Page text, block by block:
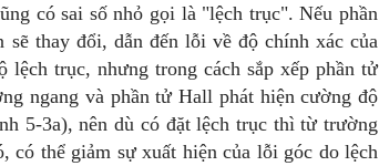
có sai số nhỏ gọi là "lệch trục". Nếu phần
thay đổi, dẫn đến lỗi về độ chính xác của
trục, nhưng trong cách sắp xếp phần tử
ngang và phần tử Hall phát hiện cường độ
5-3a), nên dù có đặt lệch trục thì từ trường
có thể giảm sự xuất hiện của lỗi góc do lệch